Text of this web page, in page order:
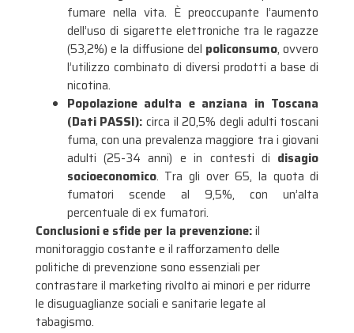
fumare nella vita. È preoccupante l’aumento
dell’uso di sigarette elettroniche tra le ragazze
(53,2%) e la diffusione del policonsumo, ovvero
l’utilizzo combinato di diversi prodotti a base di
nicotina.
Popolazione adulta e anziana in Toscana
(Dati PASSI): circa il 20,5% degli adulti toscani
fuma, con una prevalenza maggiore tra i giovani
adulti (25-34 anni) e in contesti di disagio
socioeconomico. Tra gli over 65, la quota di
fumatori scende al 9,5%, con un’alta
percentuale di ex fumatori.
Conclusioni e sfide per la prevenzione:il
monitoraggio costante e il rafforzamento delle
politiche di prevenzione sono essenziali per
contrastare il marketing rivolto ai minori e per ridurre
le disuguaglianze sociali e sanitarie legate al
tabagismo.